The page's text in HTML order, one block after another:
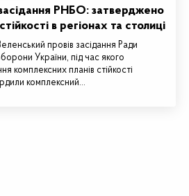
РНБО: затверджено
в регіонах та столиці
провів засідання Ради
України, під час якого
комплексних планів стійкості
комплексний…